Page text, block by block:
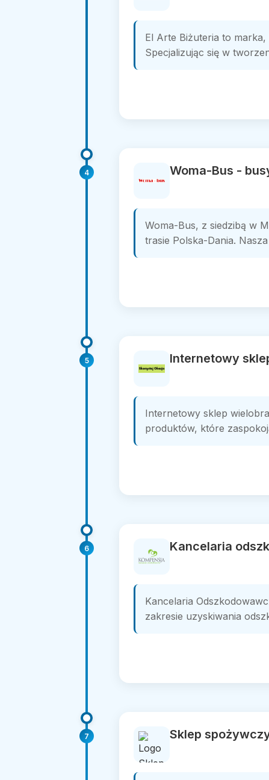
El Arte Biżuteria to
Specjalizując się w
4 Woma-Bus -
Woma-Bus, z siedzibą w
trasie Polska-Dania.
5 Internetowy
Internetowy sklep
produktów, które
6 Kancelaria
Kancelaria
zakresie uzyskiwania
7 Sklep